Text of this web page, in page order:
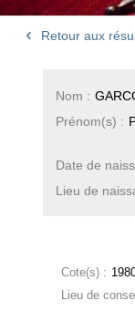
Retour aux
Nom :
Prénom(s) :
Date de
Lieu de
Cote(s) :
Lieu de